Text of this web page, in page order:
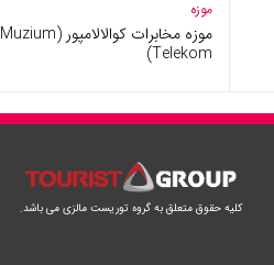
موزه
موزه مخابرات کوالالامپور (Muzium
Telekom)
کلیه حقوق متعلق به گروه توریست مالزی می باشد.